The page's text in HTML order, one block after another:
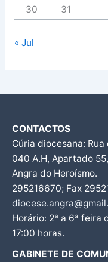
30
31
« Jul
CONTACTOS
Cúria diocesana:
040 A.H, Apartado
Angra do Heroísmo.
295216670; Fax
Horário: 2ª a 6ª feira
17:00 horas.
GABINETE DE